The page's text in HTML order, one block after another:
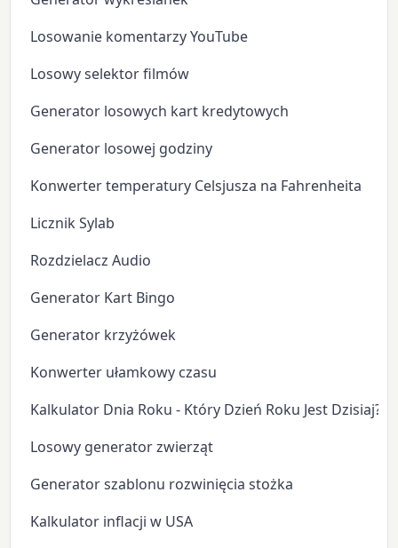
Losowanie komentarzy YouTube
Losowy selektor filmów
Generator losowych kart kredytowych
Generator losowej godziny
Konwerter temperatury Celsjusza na Fahrenheita
Licznik Sylab
Rozdzielacz Audio
Generator Kart Bingo
Generator krzyżówek
Konwerter ułamkowy czasu
Kalkulator Dnia Roku - Który Dzień Roku Jest Dzisiaj?
Losowy generator zwierząt
Generator szablonu rozwinięcia stożka
Kalkulator inflacji w USA